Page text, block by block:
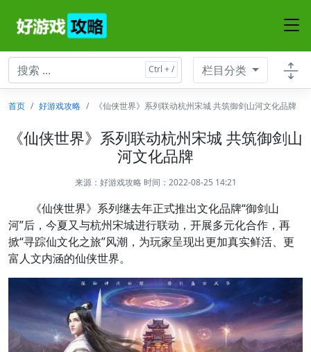
栏目分类
首页 好游戏攻略 《仙侠世界》系列联动杭州宋城 共筑御剑山河文化品牌
《仙侠世界》系列联动杭州宋城 共筑御剑山
河文化品牌
来源： 好游戏攻略时间：2022-08-25 14:21
《仙侠世界》系列继去年正式推出文化品牌“御剑山
河”后，今夏又与杭州宋城进行联动，开展多元化合作，再
掀“寻踪仙文化之旅”风潮，为玩家呈现出更加真实鲜活、更
富人文内涵的仙侠世界。